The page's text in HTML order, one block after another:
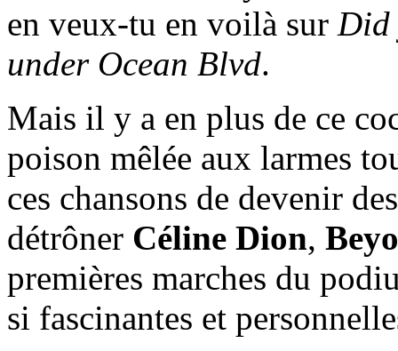
en veux-tu en voilà sur Did
under Ocean Blvd.
Mais il y a en plus de ce
poison mêlée aux larmes
ces chansons de devenir
détrôner Céline Dion,
premières marches du
si fascinantes et